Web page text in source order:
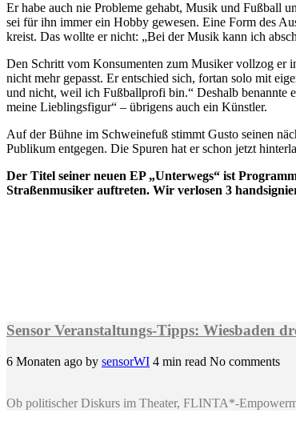
Er habe auch nie Probleme gehabt, Musik und Fußball
sei für ihn immer ein Hobby gewesen. Eine Form des
kreist. Das wollte er nicht: „Bei der Musik kann ich
Den Schritt vom Konsumenten zum Musiker vollzog er
nicht mehr gepasst. Er entschied sich, fortan solo mit
und nicht, weil ich Fußballprofi bin.“ Deshalb benannte
meine Lieblingsfigur“ – übrigens auch ein Künstler.
Auf der Bühne im Schweinefuß stimmt Gusto seinen
Publikum entgegen. Die Spuren hat er schon jetzt
Der Titel seiner neuen EP „Unterwegs“ ist
Straßenmusiker auftreten. Wir verlosen 3
Sensor Veranstaltungs-Tipps: Wiesbaden
6 Monaten ago by sensorWI 4 min read No comments
Ob politischer Diskurs im Theater, FLINTA*-